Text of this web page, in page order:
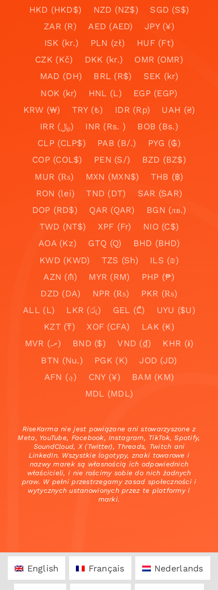
HKD (HKD$)
NZD (NZ$)
SGD (S$)
ZAR (R)
AED (AED)
JPY (¥)
ISK (kr.)
PLN (zł)
HUF (Ft)
CZK (Kč)
DKK (kr.)
OMR (OMR)
MAD (DH)
BRL (R$)
SEK (kr)
NOK (kr)
HNL (L)
EGP (EGP)
KRW (₩)
TRY (₺) IDR (Rp)
UAH (₴)
IRR (﷼)
INR (Rs. )
BOB (Bs.)
CLP (CLP$)
PAB (B/.)
PYG (₲)
COP (COL$)
PEN (S/)
BZD (BZ$)
MUR (₨)
MXN (MXN$)
THB (฿)
RON (lei)
TND (DT)
SAR (SAR)
DOP (RD$)
QAR (QAR)
BGN (лв.)
TWD (NT$)
XPF (Fr)
NIO (C$)
AOA (Kz)
GTQ (Q)
BHD (BHD)
KWD (KWD)
TZS (Sh)
ILS (₪)
AZN (₼)
MYR (RM)
PHP (₱)
DZD (DA)
NPR (₨)
PKR (₨)
ALL (L)
LKR (රු) GEL (₾)
UYU ($U)
KZT (₸)
XOF (CFA)
LAK (₭)
MVR (.ރ)
BND ($) VND (₫)
KHR (៛)
BTN (Nu.)
PGK (K)
JOD (JD)
AFN (؋)
CNY (¥)
BAM (KM)
MDL (MDL)
RiseKarma nie jest powiązane ani stowarzyszone z
Meta, YouTube, Facebook, Instagram, TikTok, Spotify,
SoundCloud, X (Twitter), Threads, Twitch ani
LinkedIn. Wszystkie logotypy, znaki towarowe i
nazwy marek są własnością ich odpowiednich
właścicieli, i nie rościmy sobie do nich żadnych
praw. W pełni przestrzegamy zasad społeczności i
wytycznych ustanowionych przez te platformy i
marki.
English Français Nederlands